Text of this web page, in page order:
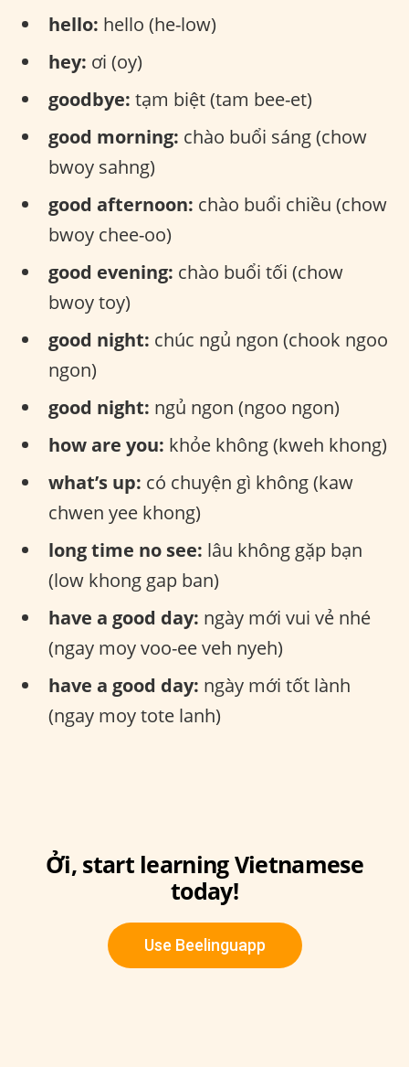
hello: hello (he-low)
hey: ơi (oy)
goodbye: tạm biệt (tam bee-et)
good morning: chào buổi sáng (chow
bwoy sahng)
good afternoon: chào buổi chiều (chow
bwoy chee-oo)
good evening: chào buổi tối (chow
bwoy toy)
good night: chúc ngủ ngon (chook ngoo
ngon)
good night: ngủ ngon (ngoo ngon)
how are you: khỏe không (kweh khong)
what’s up: có chuyện gì không (kaw
chwen yee khong)
long time no see: lâu không gặp bạn
(low khong gap ban)
have a good day: ngày mới vui vẻ nhé
(ngay moy voo-ee veh nyeh)
have a good day: ngày mới tốt lành
(ngay moy tote lanh)
Ởi, start learning Vietnamese
today!
Use Beelinguapp